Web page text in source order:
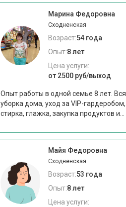
Марина Федоровна
Сходненская
Возраст:54 года
Опыт:8 лет
Цена услуги:
от 2500 руб/выход
Опыт работы в одной семье 8 лет. Вся
уборка дома, уход за VIP-гардеробом,
стирка, глажка, закупка продуктов и...
Майя Федоровна
Сходненская
Возраст:53 года
Опыт:8 лет
Цена услуги: